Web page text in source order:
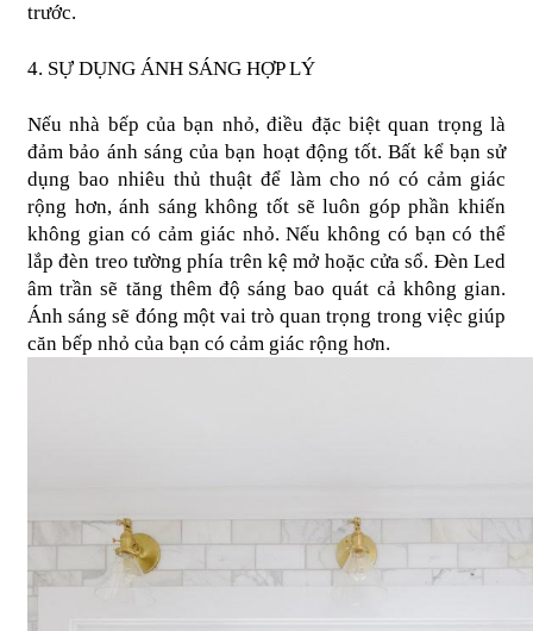
trước.
4. SỰ DỤNG ÁNH SÁNG HỢP LÝ
Nếu nhà bếp của bạn nhỏ, điều đặc biệt quan trọng là
đảm bảo ánh sáng của bạn hoạt động tốt. Bất kể bạn sử
dụng bao nhiêu thủ thuật để làm cho nó có cảm giác
rộng hơn, ánh sáng không tốt sẽ luôn góp phần khiến
không gian có cảm giác nhỏ. Nếu không có bạn có thể
lắp đèn treo tường phía trên kệ mở hoặc cửa sổ. Đèn Led
âm trần sẽ tăng thêm độ sáng bao quát cả không gian.
Ánh sáng sẽ đóng một vai trò quan trọng trong việc giúp
căn bếp nhỏ của bạn có cảm giác rộng hơn.